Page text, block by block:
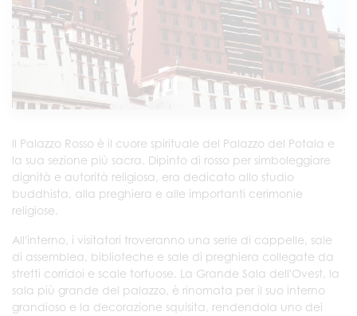
Il Palazzo Rosso è il cuore spirituale del Palazzo del Potala e
la sua sezione più sacra. Dipinto di rosso per simboleggiare
dignità e autorità religiosa, era dedicato allo studio
buddhista, alla preghiera e alle importanti cerimonie
religiose.
All'interno, i visitatori troveranno una serie di cappelle, sale
di assemblea, biblioteche e sale di preghiera collegate da
stretti corridoi e scale tortuose. La Grande Sala dell'Ovest, la
sala più grande del palazzo, è rinomata per il suo interno
grandioso e la decorazione squisita, rendendola uno dei